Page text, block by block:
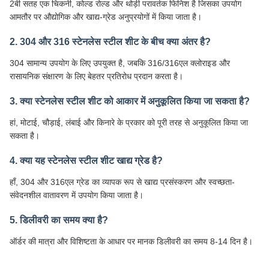
2बी सतह एक चिकनी, कोल्ड रोल्ड और थोड़ी परावर्तक फिनिश है जिसका उपयोग
आमतौर पर औद्योगिक और खाद्य-ग्रेड अनुप्रयोगों में किया जाता है।
2. 304 और 316 स्टेनलेस स्टील शीट के बीच क्या अंतर है?
304 सामान्य उपयोग के लिए उपयुक्त है, जबकि 316/316एल क्लोराइड और
रासायनिक संक्षारण के लिए बेहतर प्रतिरोध प्रदान करता है।
3. क्या स्टेनलेस स्टील शीट को आकार में अनुकूलित किया जा सकता है?
हां, मोटाई, चौड़ाई, लंबाई और किनारे के प्रकार को पूरी तरह से अनुकूलित किया जा
सकता है।
4. क्या यह स्टेनलेस स्टील शीट खाद्य ग्रेड है?
हाँ, 304 और 316एल ग्रेड का व्यापक रूप से खाद्य प्रसंस्करण और स्वच्छता-
संवेदनशील वातावरण में उपयोग किया जाता है।
5. डिलीवरी का समय क्या है?
ऑर्डर की मात्रा और विशिष्टता के आधार पर मानक डिलीवरी का समय 8-14 दिन है।